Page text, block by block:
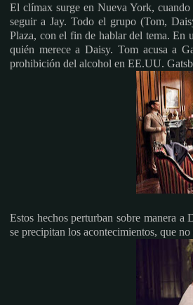
El clímax surge en Nueva York,
seguir a Jay. Todo el grupo (Tom,
Plaza, con el fin de hablar del tema. En
quién merece a Daisy. Tom acusa a
prohibición del alcohol en EE.UU.
Estos hechos perturban sobre manera
se precipitan los acontecimientos, que